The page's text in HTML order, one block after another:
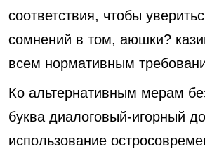
соответствия, чтобы
сомнений в том, аюшки?
всем нормативным
Ко альтернативным мерам
буква диалоговый-игорный
использование